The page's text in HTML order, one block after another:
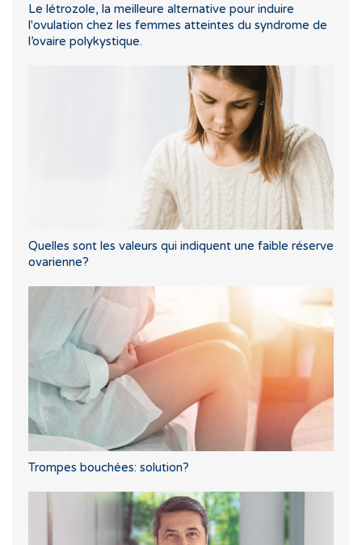
Le létrozole, la meilleure alternative pour induire
l'ovulation chez les femmes atteintes du syndrome de
l’ovaire polykystique.
Quelles sont les valeurs qui indiquent une faible réserve
ovarienne?
Trompes bouchées: solution?